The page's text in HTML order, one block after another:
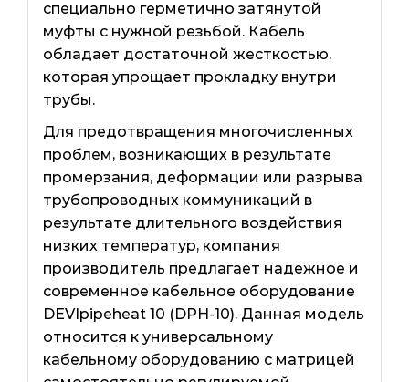
специально герметично затянутой
муфты с нужной резьбой. Кабель
обладает достаточной жесткостью,
которая упрощает прокладку внутри
трубы.
Для предотвращения многочисленных
проблем, возникающих в результате
промерзания, деформации или разрыва
трубопроводных коммуникаций в
результате длительного воздействия
низких температур, компания
производитель предлагает надежное и
современное кабельное оборудование
DEVIpipeheat 10 (DPH-10). Данная модель
относится к универсальному
кабельному оборудованию с матрицей